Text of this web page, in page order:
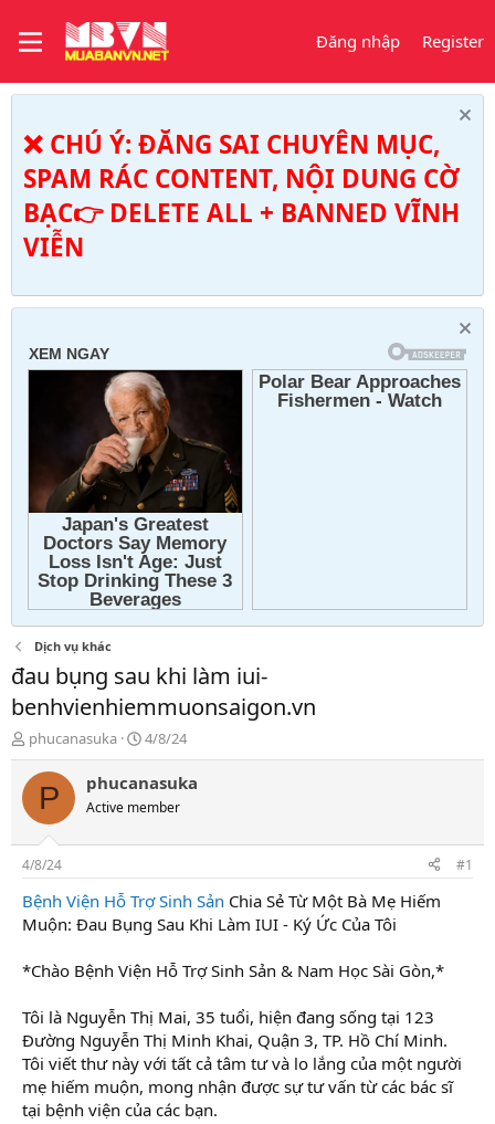
Đăng nhập Register
❌ CHÚ Ý: ĐĂNG SAI CHUYÊN MỤC,
SPAM RÁC CONTENT, NỘI DUNG CỜ
BẠC👉 DELETE ALL + BANNED VĨNH
VIỄN
Dịch vụ khác
đau bụng sau khi làm iui-
benhvienhiemmuonsaigon.vn
T
h
r
a
s
t
a
r
t
r
phucanasuka
N
g
à
g
4/8/24
P phucanasuka
Active member
4/8/24 #1
Bệnh Viện Hỗ Trợ Sinh Sản Chia Sẻ Từ Một Bà Mẹ Hiếm
Muộn: Đau Bụng Sau Khi Làm IUI - Ký Ức Của Tôi
*Chào Bệnh Viện Hỗ Trợ Sinh Sản & Nam Học Sài Gòn,*
Tôi là Nguyễn Thị Mai, 35 tuổi, hiện đang sống tại 123
Đường Nguyễn Thị Minh Khai, Quận 3, TP. Hồ Chí Minh.
Tôi viết thư này với tất cả tâm tư và lo lắng của một người
mẹ hiếm muộn, mong nhận được sự tư vấn từ các bác sĩ
tại bệnh viện của các bạn.